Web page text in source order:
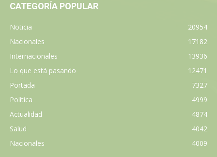
CATEGORÍA POPULAR
Noticia
20954
Nacionales
17182
Internacionales
13936
Lo que está pasando
12471
Portada
7327
Política
4999
Actualidad
4874
Salud
4042
Nacionales
4009